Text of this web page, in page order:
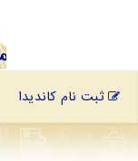
ثبت نام کاندیدا